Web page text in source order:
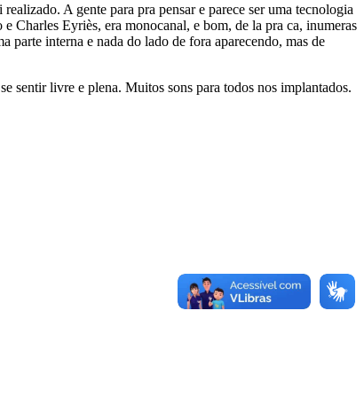
A gente para pra pensar e parece ser uma tecnologia
Charles Eyriès, era monocanal, e bom, de la pra ca, inumeras
parte interna e nada do lado de fora aparecendo, mas de
sentir livre e plena. Muitos sons para todos nos implantados.